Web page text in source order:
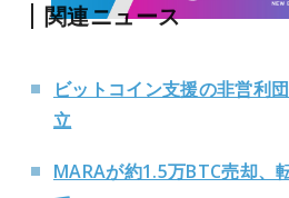
関連ニュース
ビットコイン支援の非営利
立
MARAが約1.5万BTC売却、